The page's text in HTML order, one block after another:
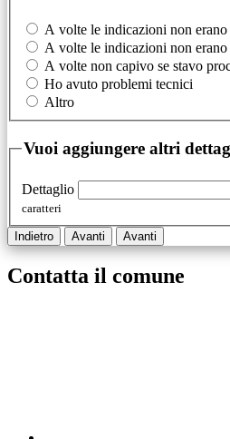
A volte le indicazioni non erano
A volte le indicazioni non erano
A volte non capivo se stavo
Ho avuto problemi tecnici
Altro
Vuoi aggiungere altri
Dettaglio
caratteri
Indietro Avanti Avanti
Contatta il comune